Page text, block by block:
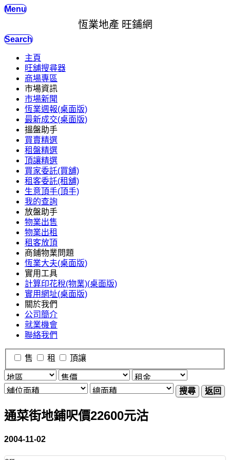
Menu
恆業地產 旺鋪網
Search
主頁
旺舖搜尋器
商場專區
市場資訊
市場新聞
恆業週報(桌面版)
最新成交(桌面版)
搵盤助手
買賣精選
租盤精選
頂讓精選
買家委託(買舖)
租客委託(租舖)
生意頂手(頂手)
我的查詢
放盤助手
物業出售
物業出租
租客放頂
商鋪物業問題
恆業大夫(桌面版)
實用工具
計算印花稅(物業)(桌面版)
實用網址(桌面版)
關於我們
公司簡介
就業機會
聯絡我們
售 租 頂讓
搜尋 返回
通菜街地鋪呎價22600元沽
2004-11-02